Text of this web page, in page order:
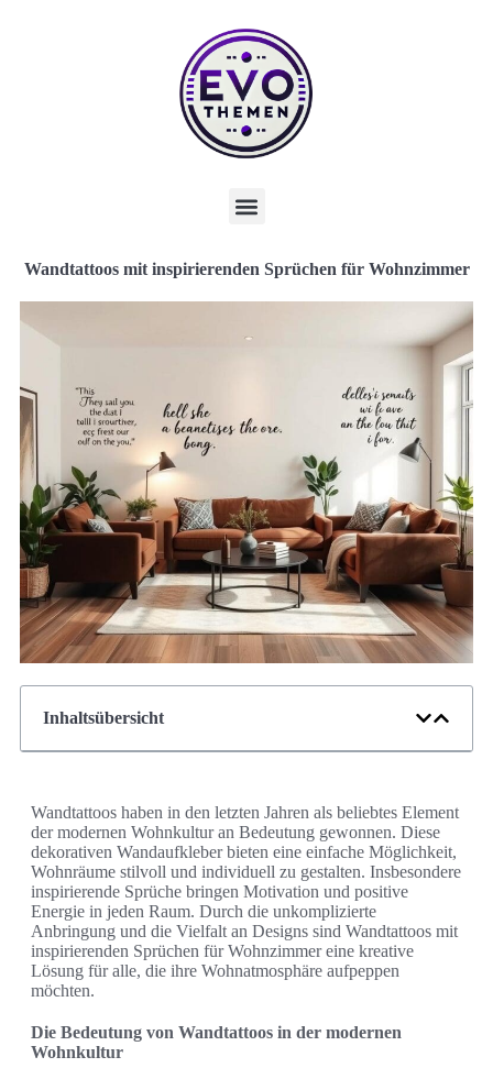
Wandtattoos mit inspirierenden Sprüchen für Wohnzimmer
Inhaltsübersicht
Wandtattoos haben in den letzten Jahren als beliebtes Element
der modernen Wohnkultur an Bedeutung gewonnen. Diese
dekorativen Wandaufkleber bieten eine einfache Möglichkeit,
Wohnräume stilvoll und individuell zu gestalten. Insbesondere
inspirierende Sprüche bringen Motivation und positive
Energie in jeden Raum. Durch die unkomplizierte
Anbringung und die Vielfalt an Designs sind Wandtattoos mit
inspirierenden Sprüchen für Wohnzimmer eine kreative
Lösung für alle, die ihre Wohnatmosphäre aufpeppen
möchten.
Die Bedeutung von Wandtattoos in der modernen
Wohnkultur